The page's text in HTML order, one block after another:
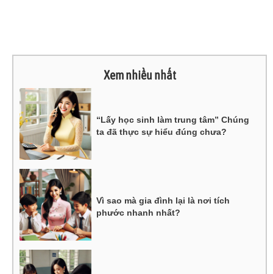
Xem nhiều nhất
“Lấy học sinh làm trung tâm” Chúng
ta đã thực sự hiểu đúng chưa?
Vì sao mà gia đình lại là nơi tích
phước nhanh nhất?